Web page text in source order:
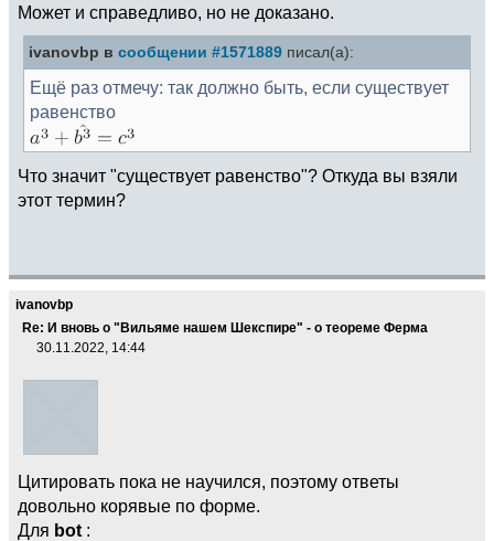
Может и справедливо, но не доказано.
ivanovbp в сообщении #1571889 писал(а):
Ещё раз отмечу: так должно быть, если существует
равенство
Что значит "существует равенство"? Откуда вы взяли
этот термин?
ivanovbp
Re: И вновь о "Вильяме нашем Шекспире" - о теореме Ферма
30.11.2022, 14:44
Цитировать пока не научился, поэтому ответы
довольно корявые по форме.
Для bot :